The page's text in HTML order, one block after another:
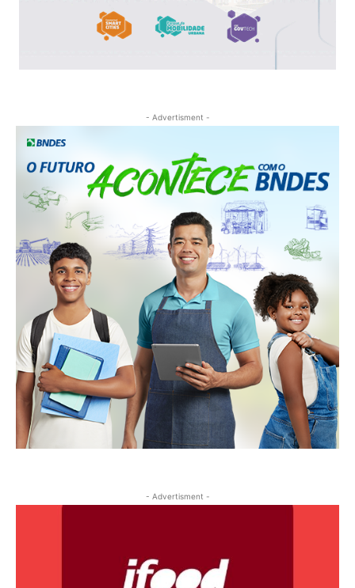
- Advertisment -
- Advertisment -